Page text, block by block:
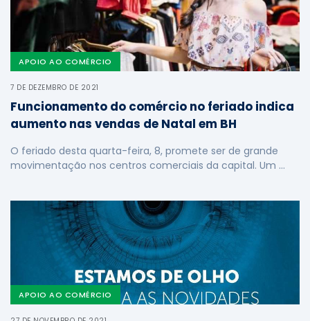
APOIO AO COMÉRCIO
7 DE DEZEMBRO DE 2021
Funcionamento do comércio no feriado indica
aumento nas vendas de Natal em BH
O feriado desta quarta-feira, 8, promete ser de grande
movimentação nos centros comerciais da capital. Um …
APOIO AO COMÉRCIO